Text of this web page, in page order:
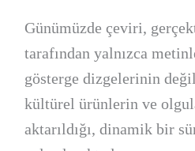
Günümüzde çeviri,
tarafından yalnızca
gösterge dizgelerinin
kültürel ürünlerin ve
aktarıldığı, dinamik bir